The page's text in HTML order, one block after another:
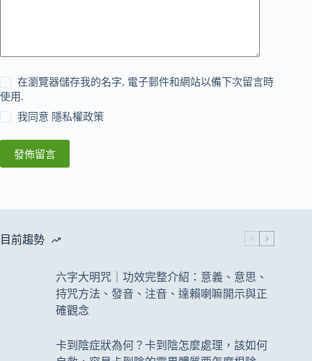
在瀏覽器儲存我的名字, 電子郵件和網站以備下次留言時
使用.
我同意 隱私權政策
發佈留言
目前趨勢
六字大明咒｜功效完整介紹：意義、意思、
持咒方法、發音、注音、達賴喇嘛開示與正
確觀念
卡到陰症狀為何？卡到陰怎麼處理，該如何